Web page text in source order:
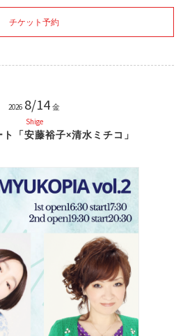
チケット予約
2026 8/14 金
Shige
「安藤裕子×清水ミチコ」